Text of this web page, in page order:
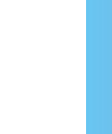
물
별
초
그
빙
SF